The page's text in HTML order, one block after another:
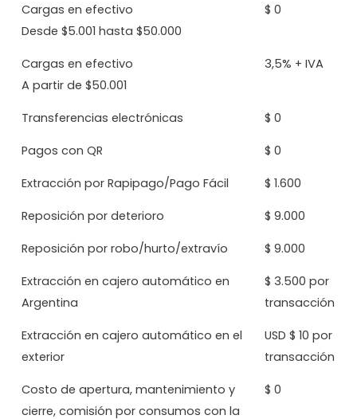
Cargas en efectivo
Desde $5.001 hasta $50.000
$ 0
Cargas en efectivo
A partir de $50.001
3,5% + IVA
Transferencias electrónicas $ 0
Pagos con QR $ 0
Extracción por Rapipago/Pago Fácil $ 1.600
Reposición por deterioro $ 9.000
Reposición por robo/hurto/extravío $ 9.000
Extracción en cajero automático en
Argentina
$ 3.500 por
transacción
Extracción en cajero automático en el
exterior
USD $ 10 por
transacción
Costo de apertura, mantenimiento y
cierre, comisión por consumos con la
$ 0